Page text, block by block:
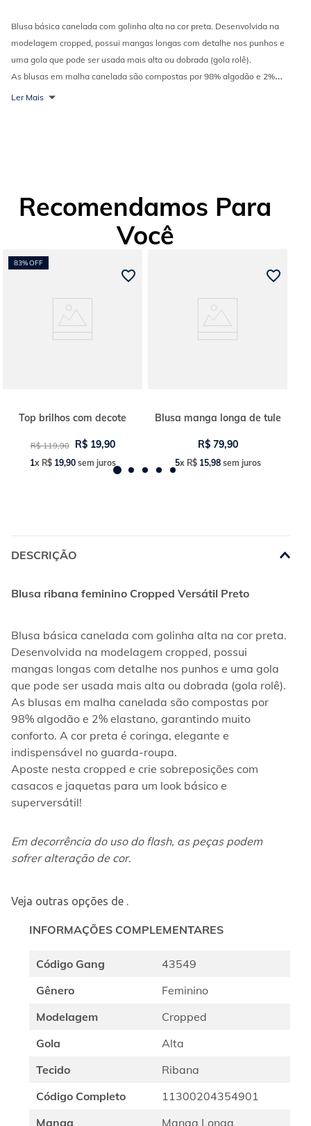
Blusa básica canelada com golinha alta na cor preta. Desenvolvida na
modelagem cropped, possui mangas longas com detalhe nos punhos e
uma gola que pode ser usada mais alta ou dobrada (gola rolê).
As blusas em malha canelada são compostas por 98% algodão e 2%
elastano, garantindo muito conforto. A cor preta é coringa, elegante e
Ler Mais
Recomendamos Para
Você
83%OFF
Top brilhos com decote
R$ 119,90 R$ 19,90
1x R$ 19,90sem juros
Blusa manga longa de tule
R$ 79,90
5x R$ 15,98sem juros
DESCRIÇÃO
Blusa ribana feminino Cropped Versátil Preto
Blusa básica canelada com golinha alta na cor preta.
Desenvolvida na modelagem cropped, possui
mangas longas com detalhe nos punhos e uma gola
que pode ser usada mais alta ou dobrada (gola rolê).
As blusas em malha canelada são compostas por
98% algodão e 2% elastano, garantindo muito
conforto. A cor preta é coringa, elegante e
indispensável no guarda-roupa.
Aposte nesta cropped e crie sobreposições com
casacos e jaquetas para um look básico e
superversátil!
Em decorrência do uso do flash, as peças podem
sofrer alteração de cor.
Veja outras opções de .
INFORMAÇÕES COMPLEMENTARES
Código Gang
43549
Gênero
Feminino
Modelagem
Cropped
Gola
Alta
Tecido
Ribana
Código Completo
11300204354901
Manga
Manga Longa